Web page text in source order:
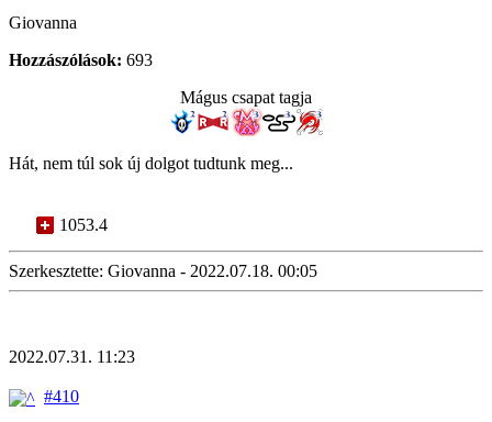
Giovanna
Hozzászólások: 693
Mágus csapat tagja
Hát, nem túl sok új dolgot tudtunk meg...
1053.4
Szerkesztette: Giovanna - 2022.07.18. 00:05
2022.07.31. 11:23
#410